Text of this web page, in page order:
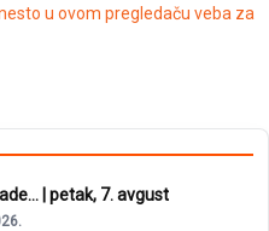
u ovom pregledaču veba za
| petak, 7. avgust